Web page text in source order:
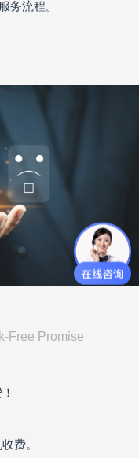
务流程。
Free Promise
费。